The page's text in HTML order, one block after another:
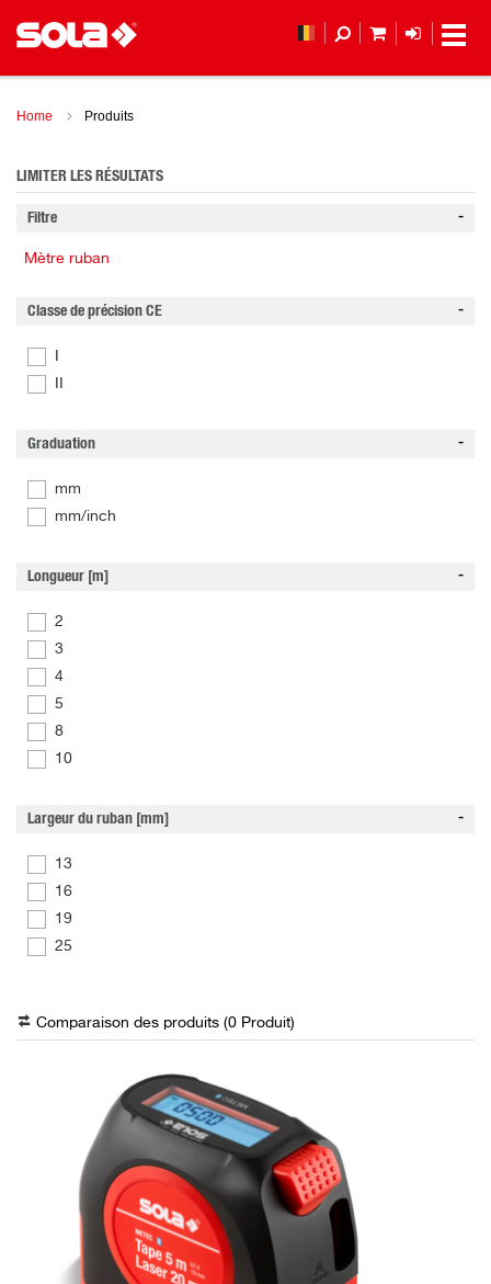
Home Produits
LIMITER LES RÉSULTATS
Filtre
Mètre ruban
Classe de précision CE
Graduation
mm
mm/inch
Longueur [m]
2
3
4
5
8
10
Largeur du ruban [mm]
13
16
19
25
Comparaison des produits (0 Produit)
MON PANIER
LOGIN